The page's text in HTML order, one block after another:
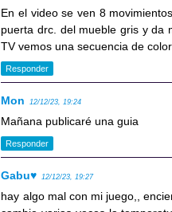
En el video se ven 8
puerta drc. del mueble gris y da
TV vemos una secuencia de
Responder
Mon 12/12/23, 19:24
Mañana publicaré una guia
Responder
Gabu♥ 12/12/23, 19:27
hay algo mal con mi juego,,